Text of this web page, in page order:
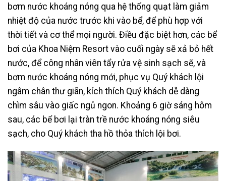
bơm nước khoáng nóng qua hệ thống quạt làm giảm
nhiệt độ của nước trước khi vào bể, để phù hợp với
thời tiết và cơ thể mọi người. Điều đặc biệt hơn, các bể
bơi của Khoa Niệm Resort vào cuối ngày sẽ xả bỏ hết
nước, để công nhân viên tẩy rửa vệ sinh sạch sẽ, và
bơm nước khoáng nóng mới, phục vụ Quý khách lội
ngâm chân thư giãn, kích thích Quý khách dễ dàng
chìm sâu vào giấc ngủ ngon. Khoảng 6 giờ sáng hôm
sau, các bể bơi lại tràn trề nước khoáng nóng siêu
sạch, cho Quý khách tha hồ thỏa thích lội bơi.